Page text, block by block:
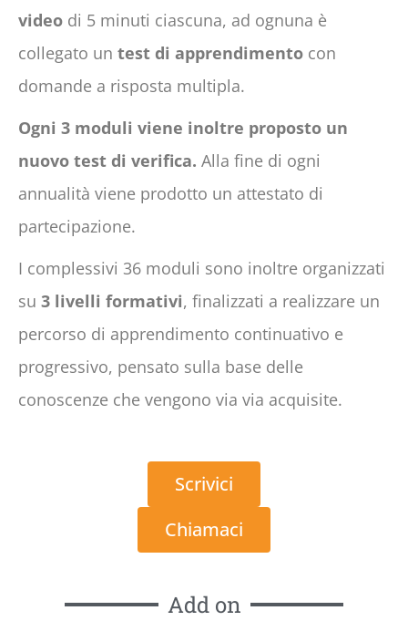
video di 5 minuti ciascuna, ad ognuna è
collegato un test di apprendimento con
domande a risposta multipla.
Ogni 3 moduli viene inoltre proposto un
nuovo test di verifica. Alla fine di ogni
annualità viene prodotto un attestato di
partecipazione.
I complessivi 36 moduli sono inoltre organizzati
su 3 livelli formativi, finalizzati a realizzare un
percorso di apprendimento continuativo e
progressivo, pensato sulla base delle
conoscenze che vengono via via acquisite.
Scrivici
Chiamaci
Add on